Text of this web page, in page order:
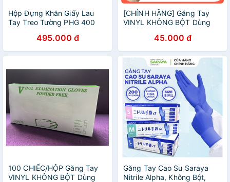
Hộp Đựng Khăn Giấy Lau
Tay Treo Tường PHG 400
495.000 đ
[CHÍNH HÃNG] Găng Tay
VINYL KHÔNG BỘT Dùng
NHẬT BẢN, Xuất xứ
INDONESIA 100 CHIẾC/HỘP
ÔI BÉ CƯNG
45.000 đ
100 CHIẾC/HỘP Găng Tay
VINYL KHÔNG BỘT Dùng
Găng Tay Cao Su Saraya
Nitrile Alpha, Không Bột,